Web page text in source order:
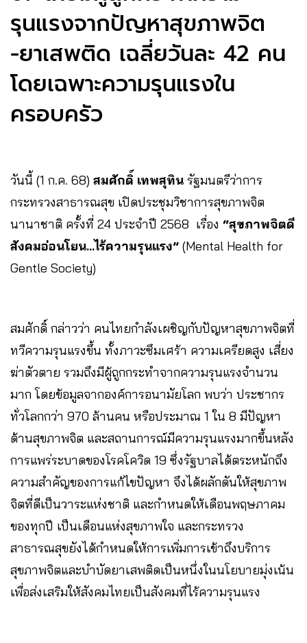
รุนแรงจากปัญหาสุขภาพจิต
-ยาเสพติด เฉลี่ยวันละ 42 คน
โดยเฉพาะความรุนแรงใน
ครอบครัว
วันนี้ (1 ก.ค. 68) สมศักดิ์ เทพสุทิน รัฐมนตรีว่าการ
กระทรวงสาธารณสุข เปิดประชุมวิชาการสุขภาพจิต
นานาชาติ ครั้งที่ 24 ประจำปี 2568 เรื่อง “สุขภาพจิตดี
สังคมอ่อนโยน…ไร้ความรุนแรง” (Mental Health for
Gentle Society)
สมศักดิ์ กล่าวว่า คนไทยกำลังเผชิญกับปัญหาสุขภาพจิตที่
ทวีความรุนแรงขึ้น ทั้งภาวะซึมเศร้า ความเครียดสูง เสี่ยง
ฆ่าตัวตาย รวมถึงมีผู้ถูกกระทำจากความรุนแรงจำนวน
มาก โดยข้อมูลจากองค์การอนามัยโลก พบว่า ประชากร
ทั่วโลกกว่า 970 ล้านคน หรือประมาณ 1 ใน 8 มีปัญหา
ด้านสุขภาพจิต และสถานการณ์มีความรุนแรงมากขึ้นหลัง
การแพร่ระบาดของโรคโควิด 19 ซึ่งรัฐบาลได้ตระหนักถึง
ความสำคัญของการแก้ไขปัญหา จึงได้ผลักดันให้สุขภาพ
จิตที่ดีเป็นวาระแห่งชาติ และกำหนดให้เดือนพฤษภาคม
ของทุกปี เป็นเดือนแห่งสุขภาพใจ และกระทรวง
สาธารณสุขยังได้กำหนดให้การเพิ่มการเข้าถึงบริการ
สุขภาพจิตและบำบัดยาเสพติดเป็นหนึ่งในนโยบายมุ่งเน้น
เพื่อส่งเสริมให้สังคมไทยเป็นสังคมที่ไร้ความรุนแรง